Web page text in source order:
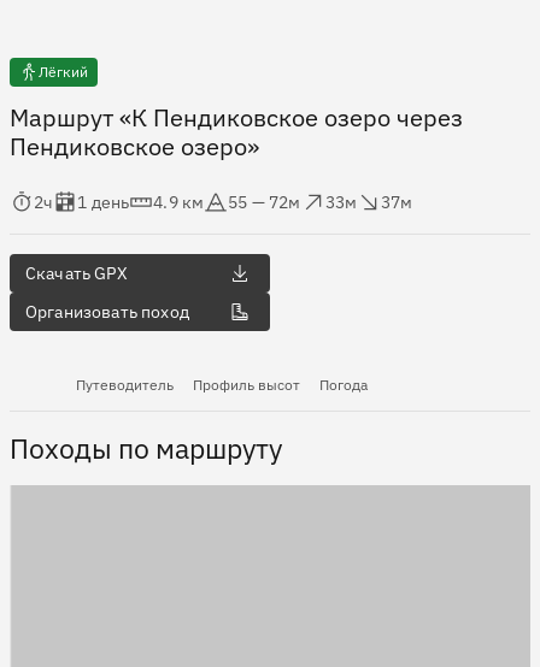
Лёгкий
Маршрут «К Пендиковское озеро через
Пендиковское озеро»
в пути
2ч
Оценка в днях
1 день
Дистанция
4.9 км
Абсолютная высота
55 — 72м
Набор высоты
33м
37м
Скачать GPX
Организовать поход
Путеводитель Профиль высот Погода
Походы по маршруту